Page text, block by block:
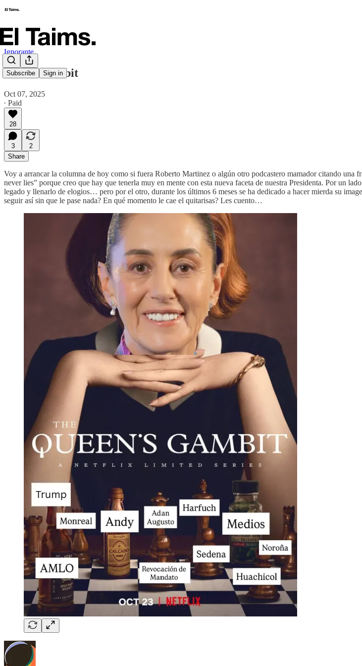
Subscribe Sign in
Ignorante
Clau's Gambit
Oct 07, 2025
∙ Paid
28
3
2
Share
Voy a arrancar la columna de hoy como si fuera Roberto Martinez o algún otro podcastero mamador citando
never lies” porque creo que hay que tenerla muy en mente con esta nueva faceta de nuestra Presidenta. Por un
legado y llenarlo de elogios… pero por el otro, durante los últimos 6 meses se ha dedicado a hacer mierda su
seguir así sin que le pase nada? En qué momento le cae el quitarisas? Les cuento…